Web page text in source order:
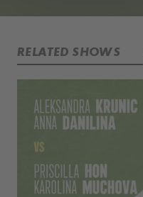
RELATED SHOWS